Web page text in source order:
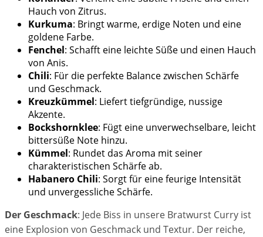
Hauch von Zitrus.
Kurkuma: Bringt warme, erdige Noten und eine
goldene Farbe.
Fenchel: Schafft eine leichte Süße und einen Hauch
von Anis.
Chili: Für die perfekte Balance zwischen Schärfe
und Geschmack.
Kreuzkümmel: Liefert tiefgründige, nussige
Akzente.
Bockshornklee: Fügt eine unverwechselbare, leicht
bittersüße Note hinzu.
Kümmel: Rundet das Aroma mit seiner
charakteristischen Schärfe ab.
Habanero Chili: Sorgt für eine feurige Intensität
und unvergessliche Schärfe.
Der Geschmack: Jede Biss in unsere Bratwurst Curry ist
eine Explosion von Geschmack und Textur. Der reiche,